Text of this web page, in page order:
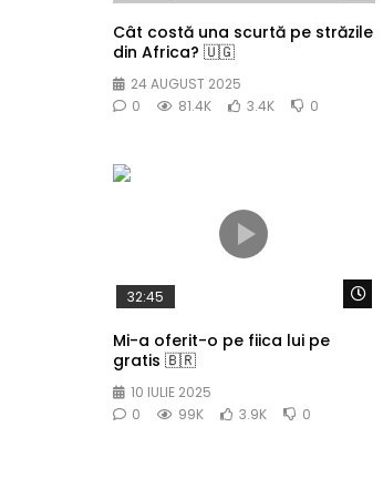
Cât costă una scurtă pe străzile
din Africa? 🇺🇬
24 AUGUST 2025
0
81.4K 3.4K 0
32:45
Mi-a oferit-o pe fiica lui pe
gratis 🇧🇷
10 IULIE 2025
0
99K 3.9K 0